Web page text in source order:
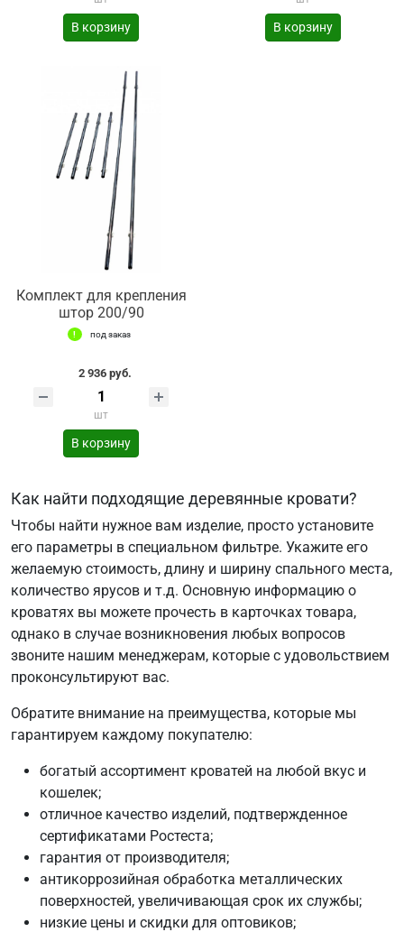
В корзину В корзину
Комплект для крепления
штор 200/90
под заказ
2 936 руб.
шт
В корзину
Как найти подходящие деревянные кровати?
Чтобы найти нужное вам изделие, просто установите
его параметры в специальном фильтре. Укажите его
желаемую стоимость, длину и ширину спального места,
количество ярусов и т.д. Основную информацию о
кроватях вы можете прочесть в карточках товара,
однако в случае возникновения любых вопросов
звоните нашим менеджерам, которые с удовольствием
проконсультируют вас.
Обратите внимание на преимущества, которые мы
гарантируем каждому покупателю:
богатый ассортимент кроватей на любой вкус и
кошелек;
отличное качество изделий, подтвержденное
сертификатами Ростеста;
гарантия от производителя;
антикоррозийная обработка металлических
поверхностей, увеличивающая срок их службы;
низкие цены и скидки для оптовиков;